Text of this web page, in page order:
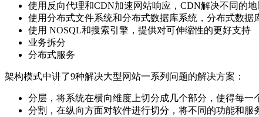
使用反向代理和CDN加速网站响应，CDN解决不同的
使用分布式文件系统和分布式数据库系统，分布式数据
使用 NOSQL和搜索引擎，提供对可伸缩性的更好支持
业务拆分
分布式服务
架构模式中讲了9种解决大型网站一系列问题的解决方案：
分层，将系统在横向维度上切分成几个部分，使得每一
分割，在纵向方面对软件进行切分，将不同的功能和